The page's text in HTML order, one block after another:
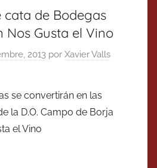
cata de Bodegas
Nos Gusta el Vino
2013 por Xavier Valls
se convertirán en las
la D.O. Campo de Borja
el Vino